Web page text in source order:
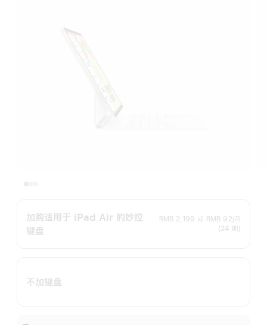
加购适用于 iPad Air 的妙控
键盘
RMB 2,199 或
RMB 92/月
(24 期)
不加键盘